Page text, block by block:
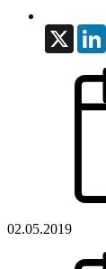
X
02.05.2019